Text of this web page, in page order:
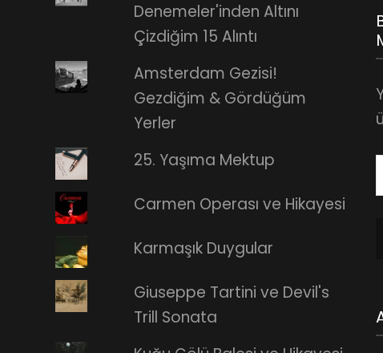
Denemeler'inden Altını
Çizdiğim 15 Alıntı
Amsterdam Gezisi!
Gezdiğim & Gördüğüm
Yerler
25. Yaşıma Mektup
Carmen Operası ve Hikayesi
Karmaşık Duygular
Giuseppe Tartini ve Devil's
Trill Sonata